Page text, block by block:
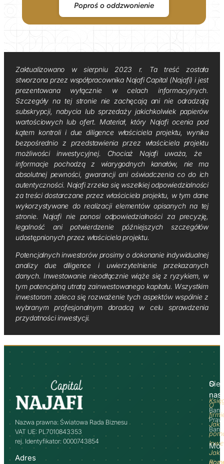
Poproś o oddzwonienie
Zaktualizowano w sierpniu 2023 r. Ta treść została
stworzona przez współpracownika Najafi Capital (Najafi) i jest
prezentowana wyłącznie w celach informacyjnych.
Szczegóły na tej stronie nie zachęcają ani nie odradzają
subskrypcji, nabycia lub sprzedaży jakichkolwiek papierów
wartościowych lub ofert. Materiał, który Najafi ocenia pod
kątem kontroli i due diligence właściciela projektu, wynika
bezpośrednio z przedstawienia przez właściciela projektu
możliwości inwestycyjnej. Chociaż Najafi uważa, że ​​
informacje pochodzą z wiarygodnych kanałów, nie ma
absolutnej pewności, gwarancji ani oświadczenia co do ich
autentyczności. Najafi zrzeka się wszelkiej odpowiedzialności
za treści dostarczane przez właściciela projektu, w tym dane
wykorzystywane do realizacji elementów opisanych na tej
stronie. Najafi nie ponosi odpowiedzialności za precyzję,
legalność ani potwierdzenie późniejszych szczegółów
udostępnionych przez właściciela projektu.
Potencjalnych inwestorów prosimy o dokonanie indywidualnej
analizy due diligence i uwierzytelnienie przekazanych
danych. Inwestowanie nieodłącznie wiąże się z ryzykiem, w
tym potencjalną utratą zainwestowanego kapitału. Wszystkim
inwestorom zaleca się rozważenie tych aspektów wspólnie z
wybranym profesjonalnym doradcą w celu sprawdzenia
przydatności inwestycji.
Nazwa prawna: Światowa Rada Biznesu
VAT UE: PL7010843353
rej. Identyfikator: 0000743854
Adres
O
nas
O
Jak
Jak